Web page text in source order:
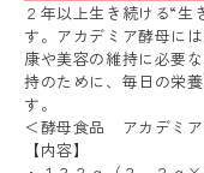
２年以上生き続ける“
す。アカデミア酵母に
康や美容の維持に必要
持のために、毎日の栄
す。
＜酵母食品 アカデミ
【内容】